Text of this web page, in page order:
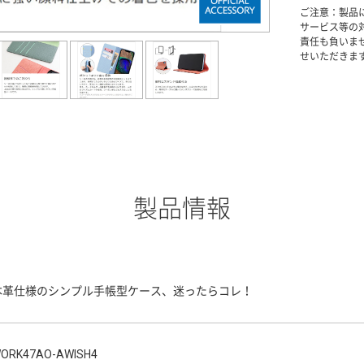
ご注意：製品
サービス等の
責任も負いま
せいただきま
製品情報
革仕様のシンプル手帳型ケース、迷ったらコレ！
AWISH4